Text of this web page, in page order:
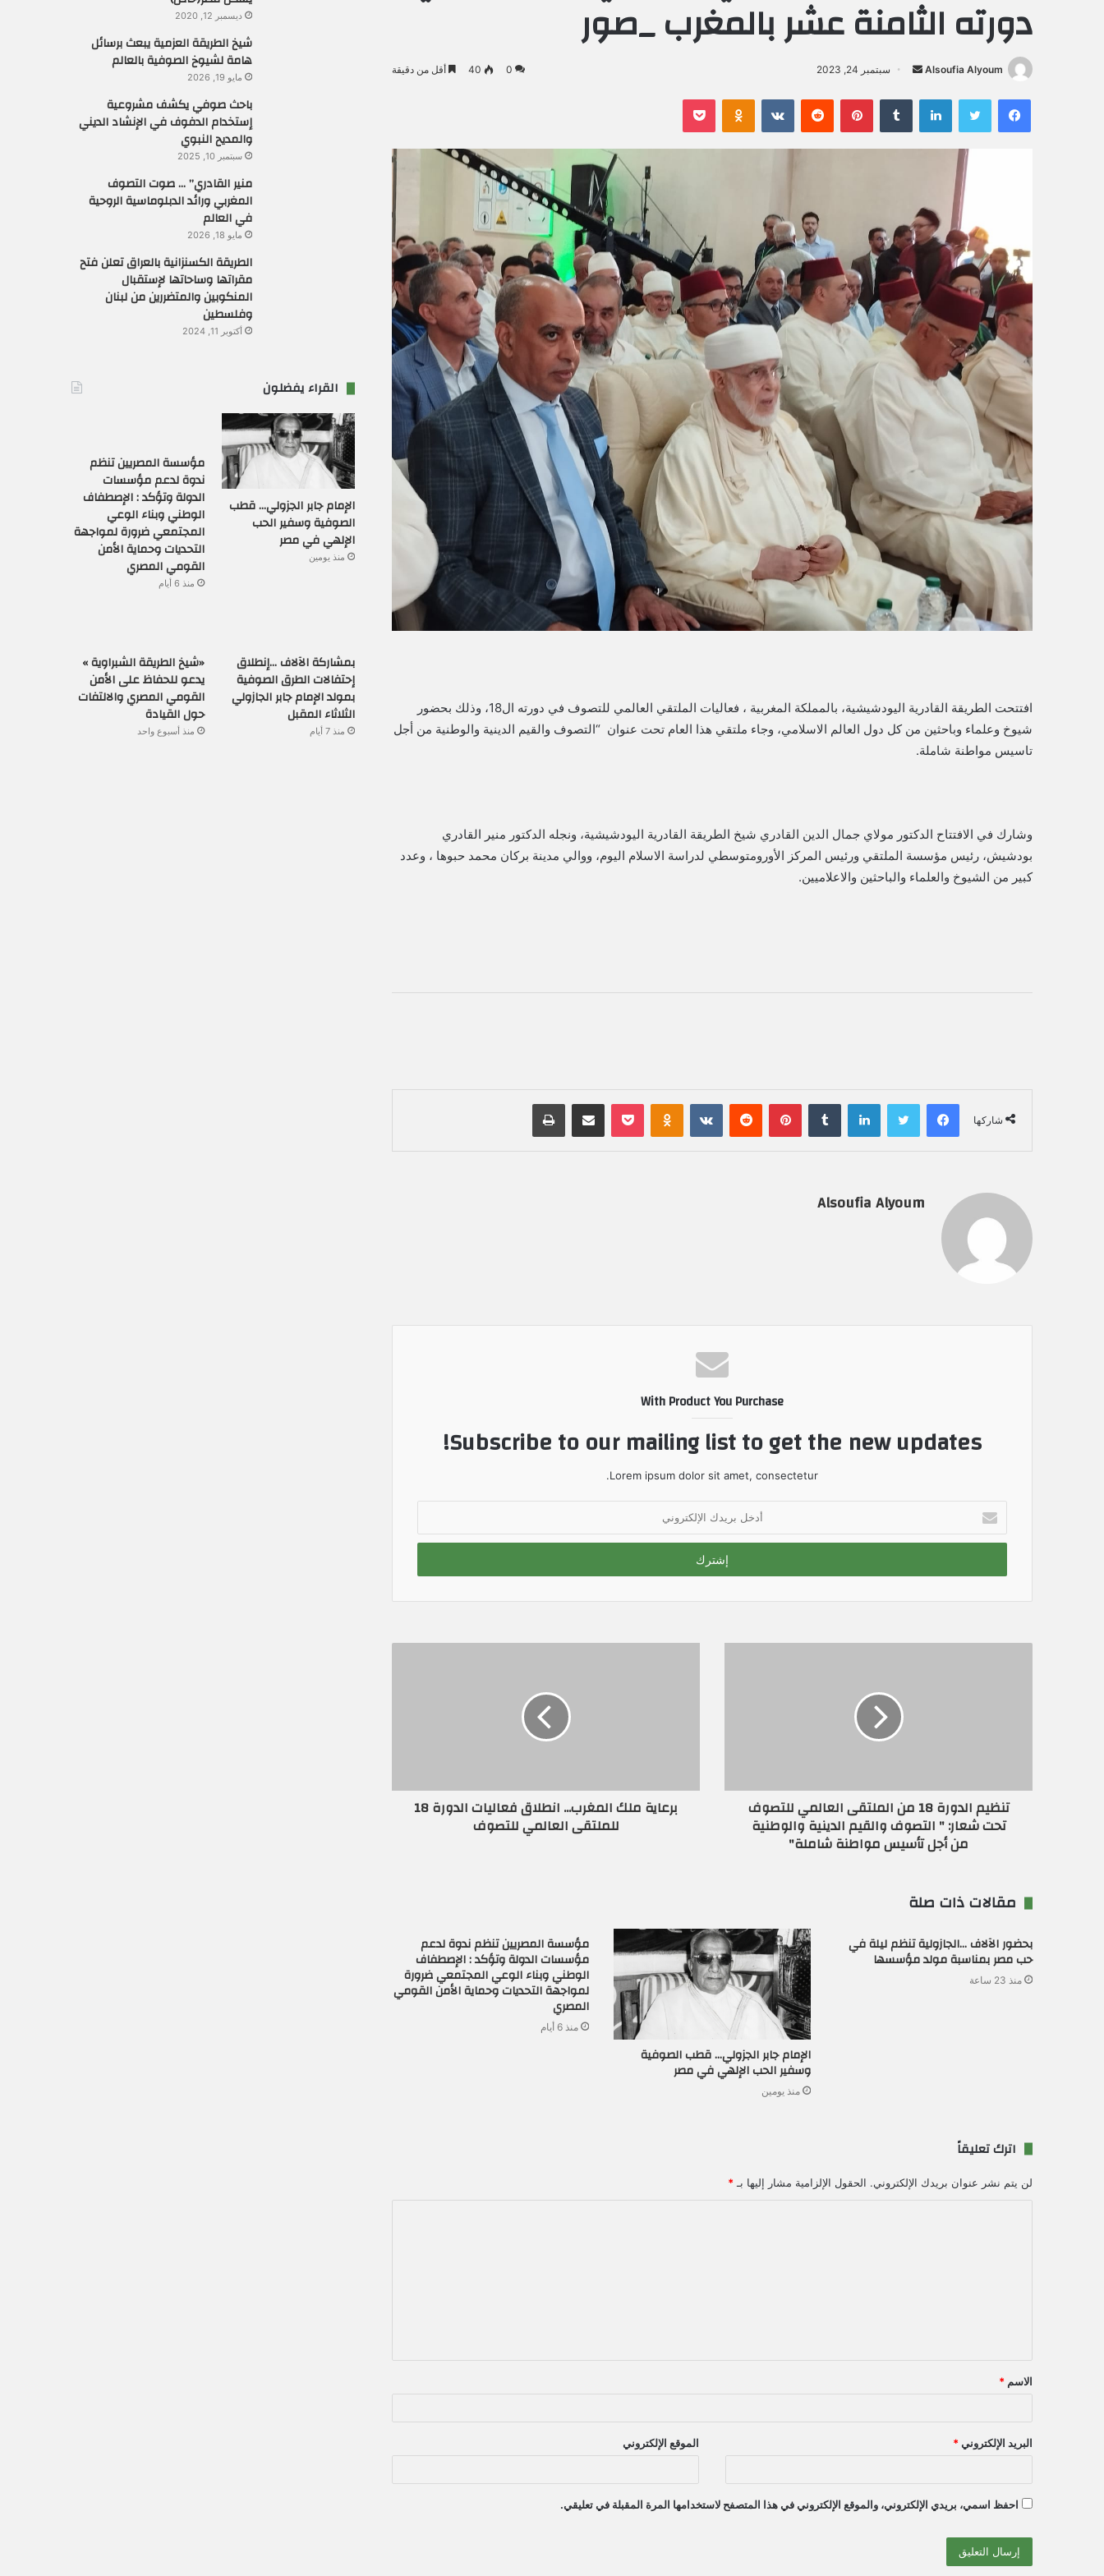
دورته الثامنة عشر بالمغرب _صور
Alsoufia Alyoum
ل
ب
ا
إ
ل
ت
ر
سبتمبر 24, 2023 0
40 أقل من دقيقة
فيسبوك لينكدإن بينتيريست
افتتحت الطريقة القادرية اليودشيشية، بالمملكة المغربية ، فعاليات الملتقي العالمي للتصوف في دورته ال18، وذلك بحضور
شيوخ وعلماء وباحثين من كل دول العالم الاسلامي، وجاء ملتقي هذا العام تحت عنوان “التصوف والقيم الدينية والوطنية من أجل
تاسيس مواطنة شاملة.
وشارك في الافتتاح الدكتور مولاي جمال الدين القادري شيخ الطريقة القادرية اليودشيشية، ونجله الدكتور منير القادري
بودشيش، رئيس مؤسسة الملتقي ورئيس المركز الأورومتوسطي لدراسة الاسلام اليوم، ووالي مدينة بركان محمد حبوها ، وعدد
كبير من الشيوخ والعلماء والباحثين والاعلاميين.
شاركها
فيسبوك لينكدإن بينتيريست بوكيت
Alsoufia Alyoum
With Product You Purchase
Subscribe to our mailing list to get the new updates!
Lorem ipsum dolor sit amet, consectetur.
خ
ب
ك
ن
ي
تنظيم الدورة 18 من الملتقى العالمي للتصوف
تحت شعار: " اﻟﺘﺼﻮف واﻟﻘﻴﻢ اﻟﺪﻳﻨﻴﺔ واﻟﻮﻃﻨﻴﺔ
من أجل تأسيس مواطنة شاملة"
برعاية ملك المغرب... انطلاق فعاليات الدورة 18
للملتقى العالمي للتصوف
مقالات ذات صلة
بحضور الآلاف …الجازولية تنظم ليلة في
حب مصر بمناسبة مولد مؤسسها
منذ 23 ساعة
الإمام جابر الجزولي… قطب الصوفية
وسفير الحب الإلهي في مصر
منذ يومين
مؤسسة المصريين تنظم ندوة لدعم
مؤسسات الدولة وتؤكد : الإصطفاف
الوطني وبناء الوعي المجتمعي ضرورة
لمواجهة التحديات وحماية الأمن القومي
المصري
منذ 6 أيام
اترك تعليقاً
لن يتم نشر عنوان بريدك الإلكتروني. الحقول الإلزامية مشار إليها بـ *
ق
*
الاسم *
البريد الإلكتروني * الموقع الإلكتروني
احفظ اسمي، بريدي الإلكتروني، والموقع الإلكتروني في هذا المتصفح لاستخدامها المرة المقبلة في تعليقي.
ديسمبر 12, 2020
شيخ الطريقة العزمية يبعث برسائل
هامة لشيوخ الصوفية بالعالم
مايو 19, 2026
باحث صوفي يكشف مشروعية
إستخدام الدفوف في الإنشاد الديني
والمديح النبوي
سبتمبر 10, 2025
منير القادري” … صوت التصوف
المغربي ورائد الدبلوماسية الروحية
في العالم
مايو 18, 2026
الطريقة الكسنزانية بالعراق تعلن فتح
مقراتها وساحاتها لإستقبال
المنكوبين والمتضررين من لبنان
وفلسطين
أكتوبر 11, 2024
القراء يفضلون
الإمام جابر الجزولي… قطب
الصوفية وسفير الحب
الإلهي في مصر
منذ يومين
مؤسسة المصريين تنظم
ندوة لدعم مؤسسات
الدولة وتؤكد : الإصطفاف
الوطني وبناء الوعي
المجتمعي ضرورة لمواجهة
التحديات وحماية الأمن
القومي المصري
منذ 6 أيام
بمشاركة الآلاف …إنطلاق
إحتفالات الطرق الصوفية
بمولد الإمام جابر الجازولي
الثلاثاء المقبل
منذ 7 أيام
«شيخ الطريقة الشبراوية »
يدعو للحفاظ على الأمن
القومي المصري والالتفات
حول القيادة
منذ أسبوع واحد